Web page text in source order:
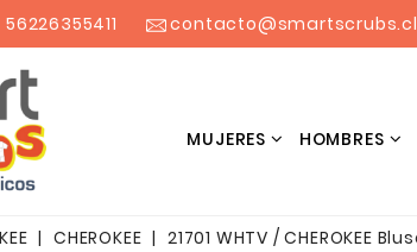
56226355411 contacto@smartscrubs.cl
MUJERES HOMBRES
CHEROKEE 21701 WHTV / CHEROKEE